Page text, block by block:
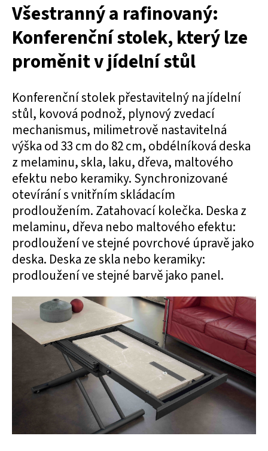
Všestranný a rafinovaný:
Konferenční stolek, který lze
proměnit v jídelní stůl
Konferenční stolek přestavitelný na jídelní
stůl, kovová podnož, plynový zvedací
mechanismus, milimetrově nastavitelná
výška od 33 cm do 82 cm, obdélníková deska
z melaminu, skla, laku, dřeva, maltového
efektu nebo keramiky. Synchronizované
otevírání s vnitřním skládacím
prodloužením. Zatahovací kolečka. Deska z
melaminu, dřeva nebo maltového efektu:
prodloužení ve stejné povrchové úpravě jako
deska. Deska ze skla nebo keramiky:
prodloužení ve stejné barvě jako panel.